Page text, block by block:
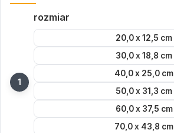
rozmiar
20,0 x 12,5 cm
30,0 x 18,8 cm
40,0 x 25,0 cm
50,0 x 31,3 cm
60,0 x 37,5 cm
70,0 x 43,8 cm